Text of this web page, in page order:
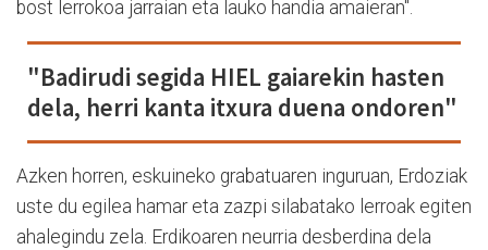
bost lerrokoa jarraian eta lauko handia amaieran".
"Badirudi segida HIEL gaiarekin hasten
dela, herri kanta itxura duena ondoren"
Azken horren, eskuineko grabatuaren inguruan, Erdoziak
uste du egilea hamar eta zazpi silabatako lerroak egiten
ahalegindu zela. Erdikoaren neurria desberdina dela